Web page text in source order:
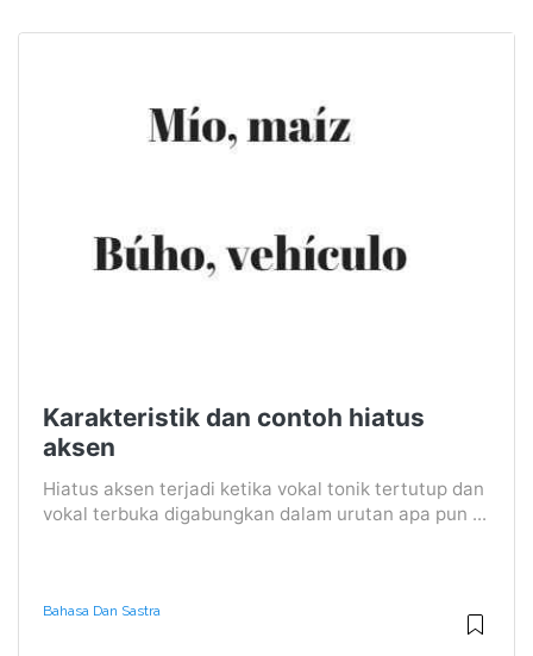
Karakteristik dan contoh hiatus
aksen
Hiatus aksen terjadi ketika vokal tonik tertutup dan
vokal terbuka digabungkan dalam urutan apa pun ...
Bahasa Dan Sastra